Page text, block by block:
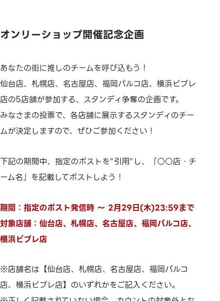
オンリーショップ開催記念企画
あなたの街に推しのチームを呼び込もう！
仙台店、札幌店、名古屋店、福岡パルコ店、横浜ビブレ
店の5店舗が参加する、スタンディ争奪の企画です。
みなさまの投票で、各店舗に展示するスタンディのチー
ムが決定しますので、ぜひご参加ください！
下記の期間中、指定のポストを”引用”し、「○○店・チ
ーム名」を記載してポストしよう！
期間：指定のポスト発信時 ～ 2月29日(木)23:59まで
対象店舗：仙台店、札幌店、名古屋店、福岡パルコ店、
横浜ビブレ店
※店舗名は【仙台店、札幌店、名古屋店、福岡パルコ
店、横浜ビブレ店】のいずれかをご記入ください。